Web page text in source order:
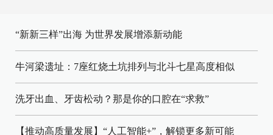
“新新三样”出海 为世界发展增添新动能
牛河梁遗址：7座红烧土坑排列与北斗七星高度相似
洗牙出血、牙齿松动？那是你的口腔在“求救”
【推动高质量发展】“人工智能+”，解锁更多新可能